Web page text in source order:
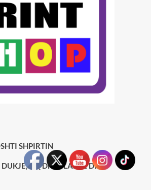
SHPIRTIN
AQ DHE I LARTË DHE